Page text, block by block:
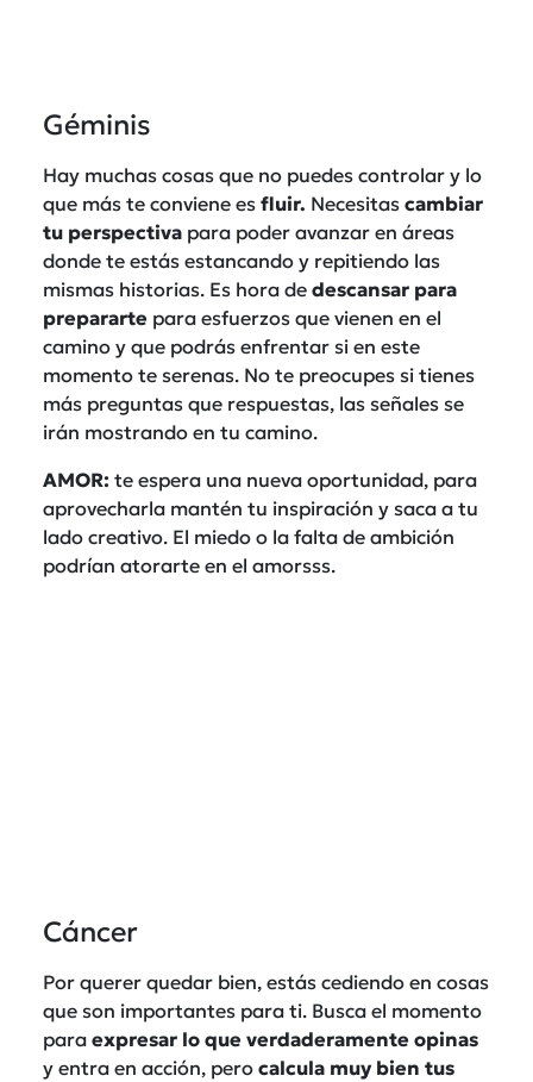
Géminis
Hay muchas cosas que no puedes controlar y lo
que más te conviene es fluir. Necesitas cambiar
tu perspectiva para poder avanzar en áreas
donde te estás estancando y repitiendo las
mismas historias. Es hora de descansar para
prepararte para esfuerzos que vienen en el
camino y que podrás enfrentar si en este
momento te serenas. No te preocupes si tienes
más preguntas que respuestas, las señales se
irán mostrando en tu camino.
AMOR: te espera una nueva oportunidad, para
aprovecharla mantén tu inspiración y saca a tu
lado creativo. El miedo o la falta de ambición
podrían atorarte en el amorsss.
Cáncer
Por querer quedar bien, estás cediendo en cosas
que son importantes para ti. Busca el momento
para expresar lo que verdaderamente opinas
y entra en acción, pero calcula muy bien tus